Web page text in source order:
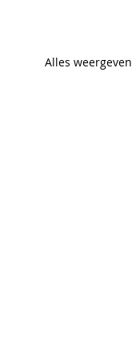
Alles weergeven